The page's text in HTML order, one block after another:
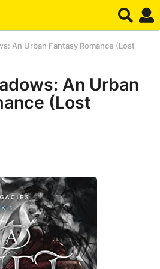
An Urban Fantasy Romance (Lost
An Urban
(Lost